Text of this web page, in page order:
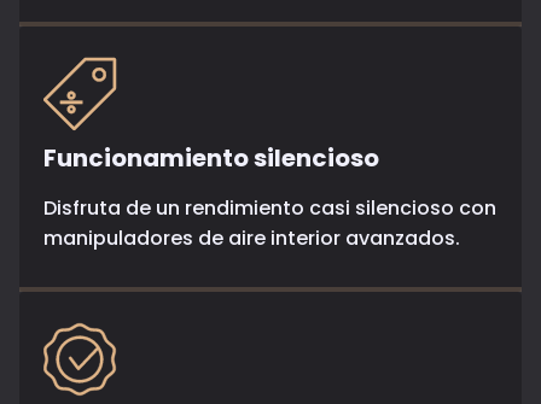
Funcionamiento silencioso
Disfruta de un rendimiento casi silencioso con
manipuladores de aire interior avanzados.